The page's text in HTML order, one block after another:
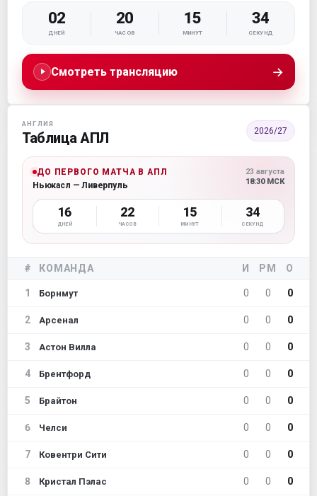
02
ДНЕЙ
20
ЧАСОВ
15
МИНУТ
33
СЕКУНД
Смотреть трансляцию →
АНГЛИЯ
Таблица АПЛ 2026/27
ДО ПЕРВОГО МАТЧА В АПЛ
Ньюкасл — Ливерпуль
23 августа
18:30 МСК
16
ДНЕЙ
22
ЧАСОВ
15
МИНУТ
33
СЕКУНД
# КОМАНДА И РМ О
1 Борнмут 0 0 0
2 Арсенал 0 0 0
3 Астон Вилла 0 0 0
4 Брентфорд 0 0 0
5 Брайтон 0 0 0
6 Челси 0 0 0
7 Ковентри Сити 0 0 0
8 Кристал Пэлас 0 0 0